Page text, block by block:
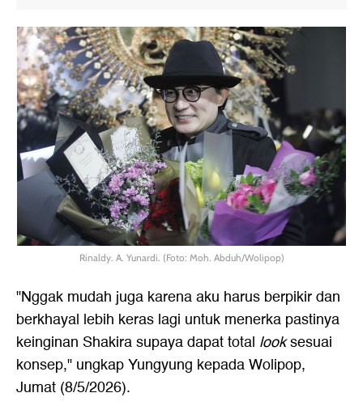
Rinaldy. A. Yunardi. (Foto: Moh. Abduh/Wolipop)
"Nggak mudah juga karena aku harus berpikir dan
berkhayal lebih keras lagi untuk menerka pastinya
keinginan Shakira supaya dapat total looksesuai
konsep," ungkap Yungyung kepada Wolipop,
Jumat (8/5/2026).